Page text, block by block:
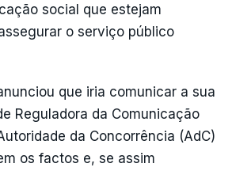
social que estejam
o serviço público
que iria comunicar a sua
Reguladora da Comunicação
da Concorrência (AdC)
os factos e, se assim